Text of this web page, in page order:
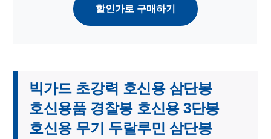
할인가로 구매하기
빅가드 초강력 호신용 삼단봉
호신용품 경찰봉 호신용 3단봉
호신용 무기 두랄루민 삼단봉